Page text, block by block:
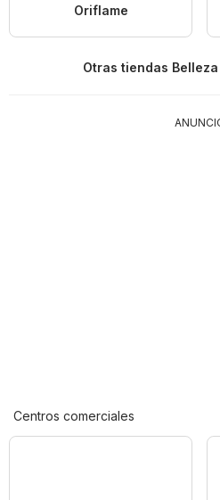
Oriflame
Otras tiendas
Centros comerciales